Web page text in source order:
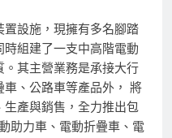
設施，現擁有多名腳踏
組建了一支中高階電動
其主營業務是承接大行
、公路車等產品外， 將
產與銷售，全力推出包
助力車、電動折疊車、電